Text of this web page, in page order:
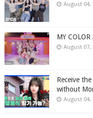
August 04,
MY
August 07,
Receive
without
August 04,